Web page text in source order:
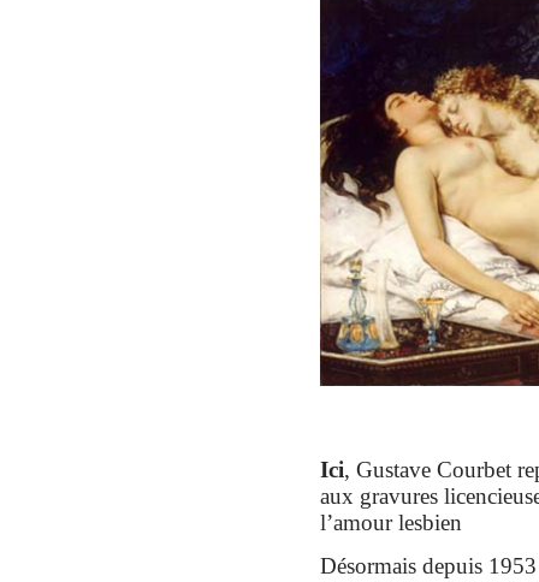
Ici, Gustave Courbet
aux gravures
l’amour lesbien
Désormais depuis